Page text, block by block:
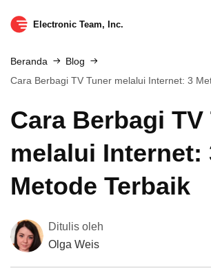
Electronic Team, Inc.
Beranda
Blog
Cara Berbagi TV Tuner melalui Internet: 3
Cara Berbagi TV
melalui Internet:
Metode Terbaik
Ditulis oleh
Olga Weis